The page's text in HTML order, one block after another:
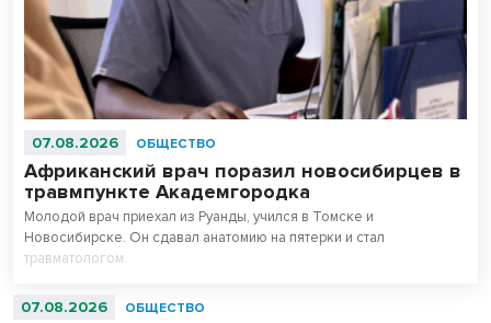
07.08.2026 ОБЩЕСТВО
Африканский врач поразил новосибирцев в
травмпункте Академгородка
Молодой врач приехал из Руанды, учился в Томске и
Новосибирске. Он сдавал анатомию на пятерки и стал
травматологом.
07.08.2026 ОБЩЕСТВО